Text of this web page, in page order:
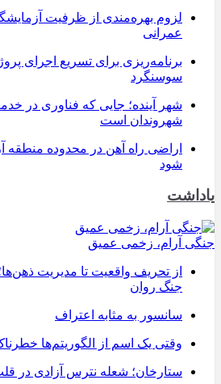
لزوم بهره‌مندی از ظرفیت
عمرانی
برنامه‌ریزی برای تسریع اجرای
سوسنگرد
شهر آینده؛ جایی که فناوری در
شهروندان است
اراضی راه آهن در محدوده منطقه
شود
یاداشت
جنگی آرام، زخمی عمیق
از تحریف واقعیت تا مدیریت
جنگ روان
سانسور به مثابه اعتراف
وقتی یک اسم از الگوریتم‌ها
ستارخان؛ شعله نترس آزادی در